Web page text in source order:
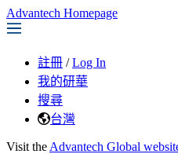
Advantech Homepage
註冊 / Log In
我的研華
搜尋
台灣
Visit the Advantech Global